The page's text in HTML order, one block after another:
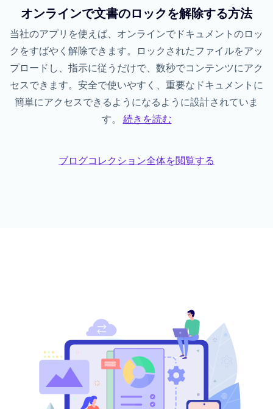
オンラインで文書のロックを解除する方法
当社のアプリを使えば、オンラインでドキュメントのロッ
クをすばやく解除できます。ロックされたファイルをアッ
プロードし、指示に従うだけで、数秒でコンテンツにアク
セスできます。安全で使いやすく、重要なドキュメントに
簡単にアクセスできるようになるように設計されていま
す。 続きを読む
ブログコレクション全体を閲覧する